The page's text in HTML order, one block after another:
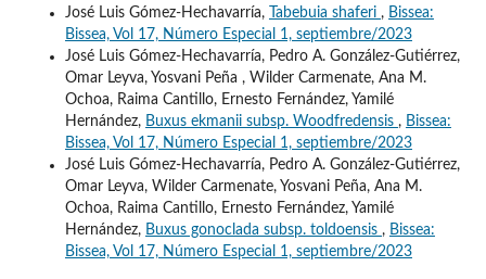
José Luis Gómez-Hechavarría,
Tabebuia shaferi , Bissea:
Bissea, Vol 17, Número Especial 1, septiembre/2023
José Luis Gómez-Hechavarría, Pedro A. González-Gutiérrez,
Omar Leyva, Yosvani Peña , Wilder Carmenate, Ana M.
Ochoa, Raima Cantillo, Ernesto Fernández, Yamilé
Hernández, Buxus ekmanii subsp. Woodfredensis , Bissea:
Bissea, Vol 17, Número Especial 1, septiembre/2023
José Luis Gómez-Hechavarría, Pedro A. González-Gutiérrez,
Omar Leyva, Wilder Carmenate, Yosvani Peña, Ana M.
Ochoa, Raima Cantillo, Ernesto Fernández, Yamilé
Hernández, Buxus gonoclada subsp. toldoensis , Bissea:
Bissea, Vol 17, Número Especial 1, septiembre/2023